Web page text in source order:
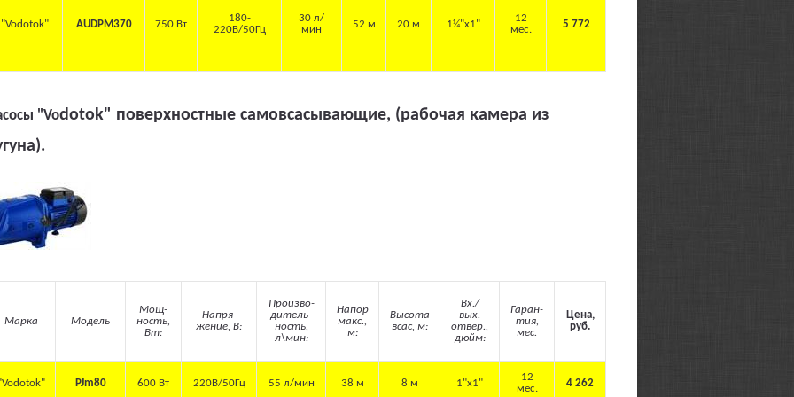
"Vodotok" AUDPM370 750 Вт
180-
220В/50Гц
30 л/
мин
52 м 20 м 1¼"х1"
12
мес.
5 772
"Vodotok" поверхностные самовсасывающие, (рабочая камера из
Марка Модель
Мощ-
ность,
Вт:
Напря-
жение, В:
Произво-
дитель-
ность,
л\мин:
Напор
макс.,
м:
Высота
всас, м:
Вх./
вых.
отвер.,
дюйм:
Гаран-
тия,
мес.
Цена,
руб.
PJm80 600 Вт 220В/50Гц 55 л/мин 38 м 8 м 1"х1"
12
мес.
4 262